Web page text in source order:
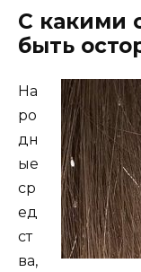
С какими
быть
На
ро
дн
ые
ср
ед
ст
ва,